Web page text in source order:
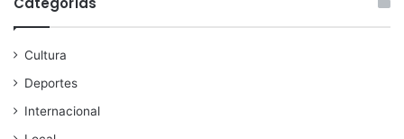
Cultura
Deportes
Internacional